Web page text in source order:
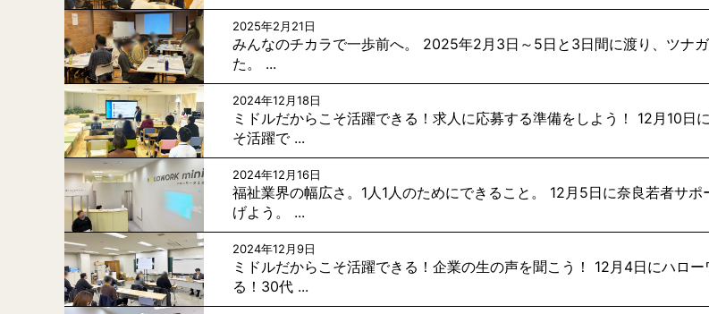
2025年2月21日
みんなのチカラで一歩前へ。 2025年2月3日～5日と3日間に渡り、ツナ
た。 ...
2024年12月18日
ミドルだからこそ活躍できる！求人に応募する準備をしよう！ 12月10日
そ活躍で ...
2024年12月16日
福祉業界の幅広さ。1人1人のためにできること。 12月5日に奈良若者サ
げよう。 ...
2024年12月9日
ミドルだからこそ活躍できる！企業の生の声を聞こう！ 12月4日にハロ
る！30代 ...